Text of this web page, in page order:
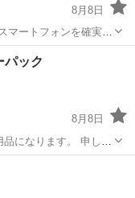
8月8日
マートフォンを確実に
です。 - 規格:
端子: ...
パック
8月8日
ります。 申し込
すので、期限が迫っ